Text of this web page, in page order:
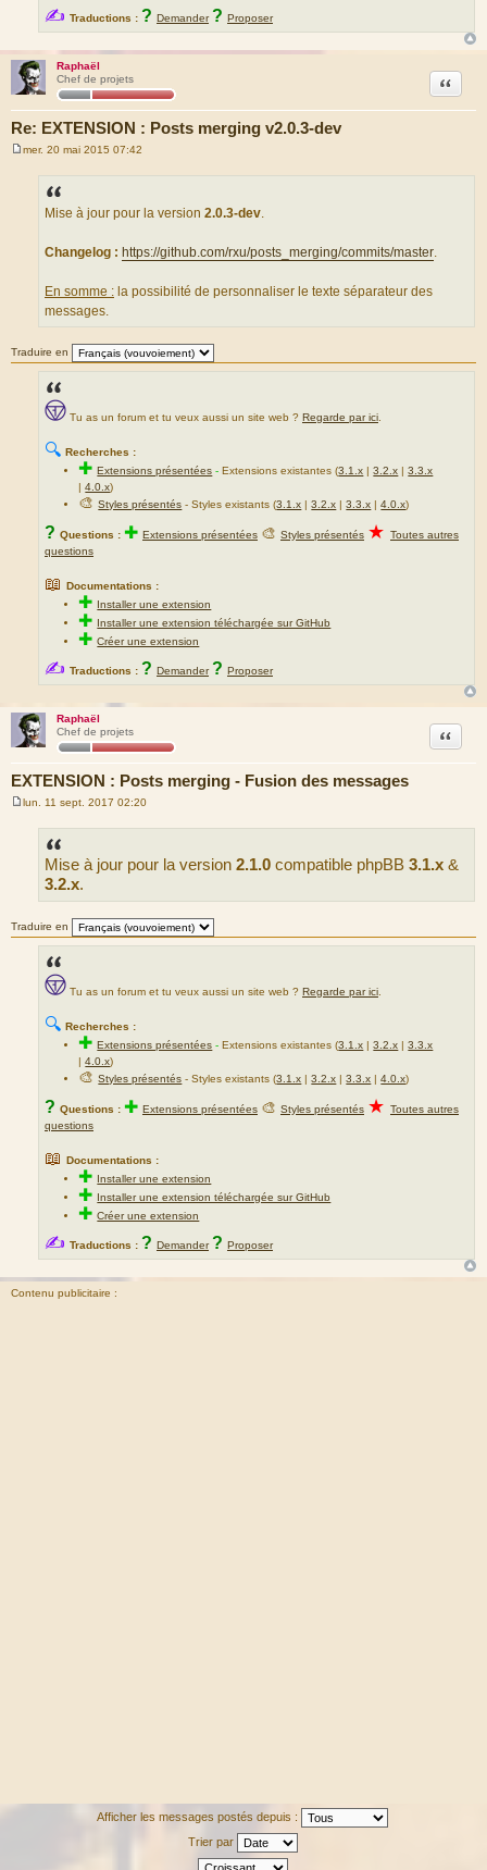
✍ Traductions : ? Demander ? Proposer
Raphaël
Chef de projets
Re: EXTENSION : Posts merging v2.0.3-dev
Citation
mer. 20 mai 2015 07:42
Mise à jour pour la version 2.0.3-dev.
Changelog : https://github.com/rxu/posts_merging/commits/master.
En somme : la possibilité de personnaliser le texte séparateur des
messages.
Traduire en
Tu as un forum et tu veux aussi un site web ? Regarde par ici.
🔍 Recherches :
✚Extensions présentées - Extensions existantes (3.1.x |3.2.x |3.3.x
|4.0.x)
🎨Styles présentés - Styles existants (3.1.x |3.2.x |3.3.x |4.0.x)
? Questions : ✚ Extensions présentées 🎨 Styles présentés ★ Toutes autres
questions
📖 Documentations :
✚ Installer une extension
✚ Installer une extension téléchargée sur GitHub
✚Créer une extension
✍ Traductions : ? Demander ? Proposer
Raphaël
Chef de projets
EXTENSION : Posts merging - Fusion des messages
Citation
lun. 11 sept. 2017 02:20
Mise à jour pour la version 2.1.0 compatible phpBB 3.1.x &
3.2.x.
Traduire en
Tu as un forum et tu veux aussi un site web ? Regarde par ici.
🔍 Recherches :
✚Extensions présentées - Extensions existantes (3.1.x |3.2.x |3.3.x
|4.0.x)
🎨Styles présentés - Styles existants (3.1.x |3.2.x |3.3.x |4.0.x)
? Questions : ✚ Extensions présentées 🎨 Styles présentés ★ Toutes autres
questions
📖 Documentations :
✚ Installer une extension
✚ Installer une extension téléchargée sur GitHub
✚Créer une extension
✍ Traductions : ? Demander ? Proposer
Contenu publicitaire :
Afficher les messages postés depuis :
Trier par